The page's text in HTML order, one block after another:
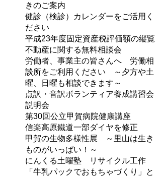
きのご案内
健診（検診）カレンダーをご活用く
ださい
平成23年度固定資産税評価額の縦覧
不動産に関する無料相談会
労働者、事業主の皆さんへ 労働相
談所をご利用ください ～夕方や土
曜、日曜も相談できます～
点訳・音訳ボランティア養成講習会
説明会
第30回公立甲賀病院健康講座
信楽高原鐵道一部ダイヤを修正
甲賀の生物多様性展 ～里山は生き
ものがいっぱい！～
にんくる土曜塾 リサイクル工作
「牛乳パックでおもちゃづくり」と